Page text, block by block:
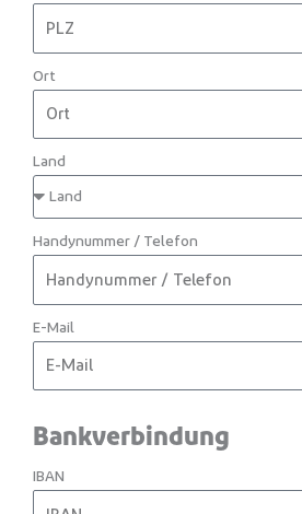
Ort
Land
Handynummer / Telefon
E-Mail
Bankverbindung
IBAN